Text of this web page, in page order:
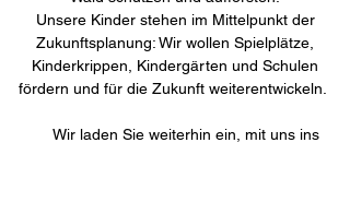
Unsere Kinder stehen im Mittelpunkt der
Zukunftsplanung: Wir wollen Spielplätze,
Kinderkrippen, Kindergärten und Schulen
fördern und für die Zukunft weiterentwickeln.
Wir laden Sie weiterhin ein, mit uns ins